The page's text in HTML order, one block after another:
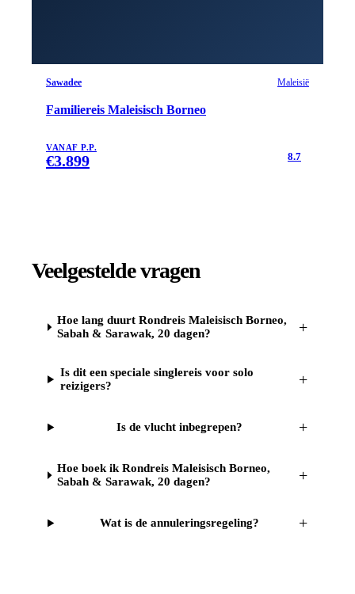
Sawadee Maleisië
Familiereis Maleisisch Borneo
VANAF P.P.
€3.899 8.7
Veelgestelde vragen
Hoe lang duurt Rondreis Maleisisch Borneo,
Sabah & Sarawak, 20 dagen?
+
Is dit een speciale singlereis voor solo
reizigers?
+
Is de vlucht inbegrepen? +
Hoe boek ik Rondreis Maleisisch Borneo,
Sabah & Sarawak, 20 dagen?
+
Wat is de annuleringsregeling? +